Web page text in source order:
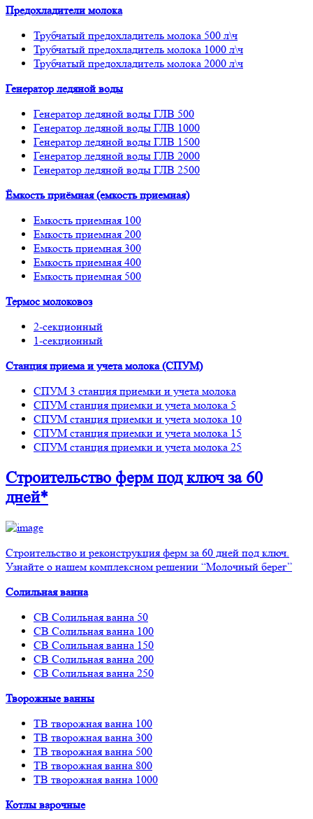
Предохладители молока
Трубчатый предохладитель молока 500 л\ч
Трубчатый предохладитель молока 1000 л\ч
Трубчатый предохладитель молока 2000 л\ч
Генератор ледяной воды
Генератор ледяной воды ГЛВ 500
Генератор ледяной воды ГЛВ 1000
Генератор ледяной воды ГЛВ 1500
Генератор ледяной воды ГЛВ 2000
Генератор ледяной воды ГЛВ 2500
Ёмкость приёмная (емкость приемная)
Емкость приемная 100
Емкость приемная 200
Емкость приемная 300
Емкость приемная 400
Емкость приемная 500
Термос молоковоз
2-секционный
1-секционный
Станция приема и учета молока (СПУМ)
СПУМ 3 станция приемки и учета молока
СПУМ станция приемки и учета молока 5
СПУМ станция приемки и учета молока 10
СПУМ станция приемки и учета молока 15
СПУМ станция приемки и учета молока 25
Строительство фермпод ключ за 60
дней*
Строительство и реконструкция ферм за 60 дней под ключ.
Узнайте о нашем комплексном решении “Молочный берег”
Солильная ванна
СВ Солильная ванна 50
СВ Солильная ванна 100
СВ Солильная ванна 150
СВ Солильная ванна 200
СВ Солильная ванна 250
Творожные ванны
ТВ творожная ванна 100
ТВ творожная ванна 300
ТВ творожная ванна 500
ТВ творожная ванна 800
ТВ творожная ванна 1000
Котлы варочные